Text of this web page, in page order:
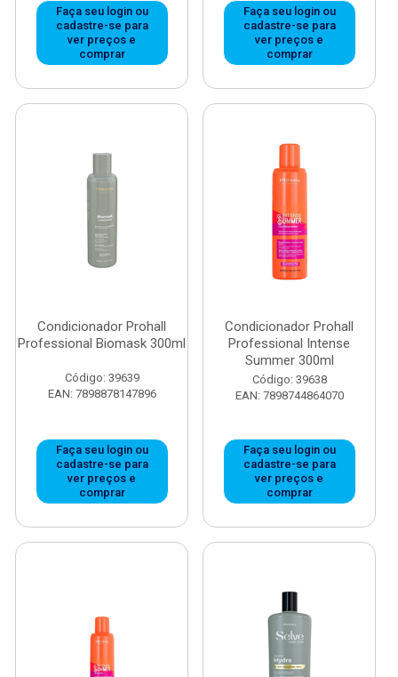
Faça seu login ou
cadastre-se para
ver preços e
comprar
Faça seu login ou
cadastre-se para
ver preços e
comprar
Condicionador Prohall
Professional Biomask 300ml
Código: 39639
EAN: 7898878147896
Faça seu login ou
cadastre-se para
ver preços e
comprar
Condicionador Prohall
Professional Intense
Summer 300ml
Código: 39638
EAN: 7898744864070
Faça seu login ou
cadastre-se para
ver preços e
comprar